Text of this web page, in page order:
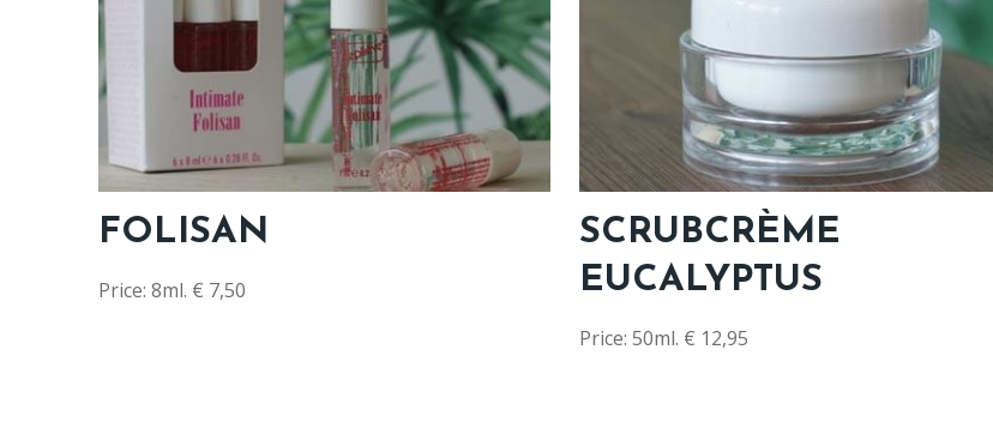
FOLISAN
Price: 8ml. € 7,50
SCRUBCRÈME
EUCALYPTUS
Price: 50ml. € 12,95